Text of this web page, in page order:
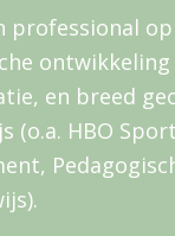
professional
ontwikkeling
en breed
(o.a. HBO